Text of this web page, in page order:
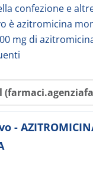
confezione e
è azitromicina
mg di
-